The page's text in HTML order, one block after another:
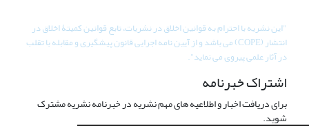
"این نشریه با احترام به قوانین اخلاق در نشریات، تابع قوانین کمیتۀ اخلاق در
انتشار (COPE) می باشد و از آیین نامه اجرایی قانون پیشگیری و مقابله با تقلب
در آثار علمی پیروی می نماید".
اشتراک خبرنامه
برای دریافت اخبار و اطلاعیه های مهم نشریه در خبرنامه نشریه مشترک
شوید.